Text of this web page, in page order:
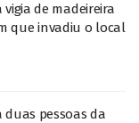
de madeireira
que invadiu o local
pessoas da